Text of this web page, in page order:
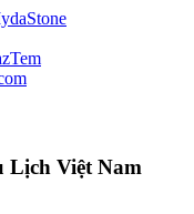
Lịch Việt Nam